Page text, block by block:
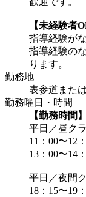
【未経験者
指導経験が
指導経験の
ります。
勤務地
表参道また
勤務曜日・時間
【勤務時間】
平日／昼ク
11：00〜12
13：00〜14
平日／夜間
18：15〜19